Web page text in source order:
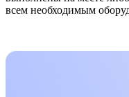
всем необходимым